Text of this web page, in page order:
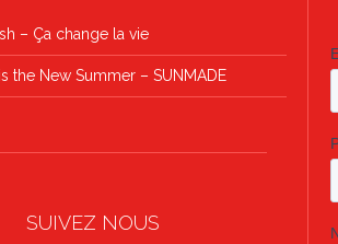
more →
– Ça change la vie
the New Summer – SUNMADE
SUIVEZ NOUS